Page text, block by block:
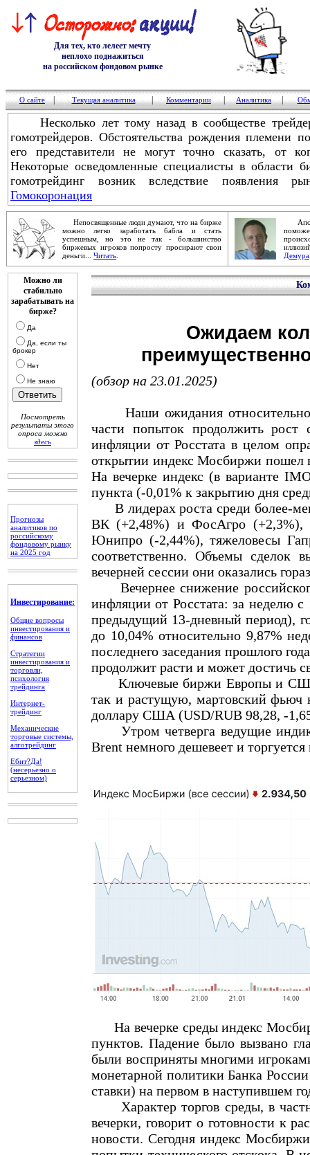
Для тех, кто лелеет мечту
неплохо поднажиться
на российском фондовом рынке
О сайте Текущая аналитика Комментарии Аналитика
Несколько лет тому назад в сообществе
гомотрейдеров. Обстоятельства рождения племени
его представители не могут точно сказать, от
Некоторые осведомленные специалисты в области
гомотрейдинг возник вследствие появления
Гомокоронация
Непосвященные люди думают, что на бирже
можно легко заработать бабла и стать
успешным, но это не так - большинство
биржевых игроков попросту просирают свои
деньги... Читать
Демура
Можно ли
стабильно
зарабатывать на
бирже?
Да
Да, если ты
брокер
Нет
Не знаю
Посмотреть
результаты этого
опроса можно
здесь
Прогнозы
аналитиков по
российскому
фондовому рынку
на 2025 год
Инвестирование:
Общие вопросы
инвестирования и
финансов
Стратегии
инвестирования и
торговли,
психология
трейдинга
Интернет-
трейдинг
Механические
торговые системы,
алготрейдинг
Ебит?Да!
(несерьезно о
серьезном)
Ожидаем
(обзор на 23.01.2025)
Наши ожидания относительно
части попыток продолжить
инфляции от Росстата в целом
открытии индекс Мосбиржи пошел
На вечерке индекс (в варианте
пункта (-0,01% к закрытию дня
В лидерах роста среди более-
ВК (+2,48%) и ФосАгро (+2,3%),
Юнипро (-2,44%), тяжеловесы
соответственно. Объемы сделок
вечерней сессии они оказались
Вечернее снижение
инфляции от Росстата: за неделю с
предыдущий 13-дневный период),
до 10,04% относительно 9,87%
последнего заседания прошлого
продолжит расти и может достичь
Ключевые биржи Европы и США
так и растущую, мартовский фьюч
доллару США (USD/RUB 98,28, -
Утром четверга ведущие
Brent немного дешевеет и
На вечерке среды индекс
пунктов. Падение было вызвано
были восприняты многими
монетарной политики Банка
ставки) на первом в наступившем
Характер торгов среды, в
вечерки, говорит о готовности к
новости. Сегодня индекс